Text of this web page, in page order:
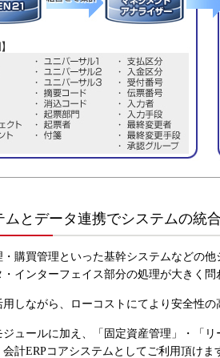
ムとデータ連携でシステムの統
購買管理といった基幹システムなどの
インターフェイス部分の処理が大きく問
しながら、ローコストにてより安全性
ュールに加え、「固定資産管理」・「
計ERPコアシステムとしてご利用頂けま